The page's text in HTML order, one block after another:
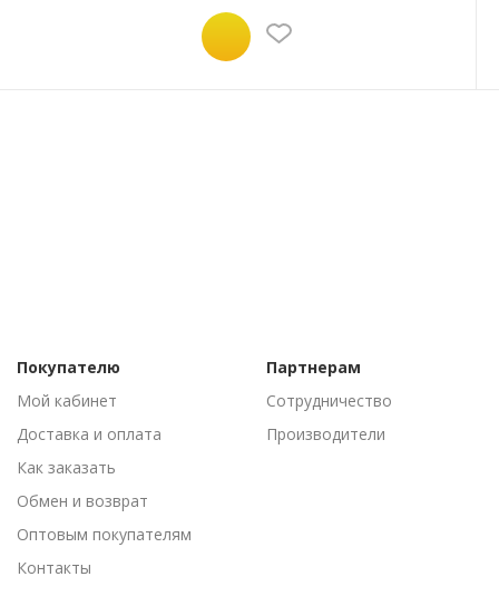
Покупателю
Мой кабинет
Доставка и оплата
Как заказать
Обмен и возврат
Оптовым покупателям
Контакты
Партнерам
Сотрудничество
Производители